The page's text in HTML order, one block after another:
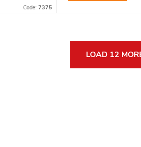
Code:7375
LOAD 12